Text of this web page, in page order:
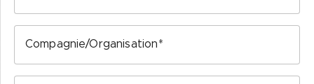
Compagnie/Organisation